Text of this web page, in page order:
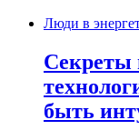
Люди в
Секреты
быть